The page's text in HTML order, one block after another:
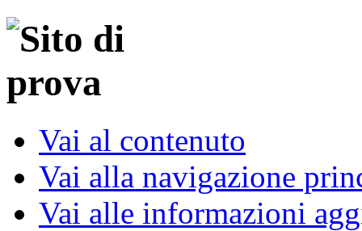
Vai al contenuto
Vai alla navigazione
Vai alle informazioni